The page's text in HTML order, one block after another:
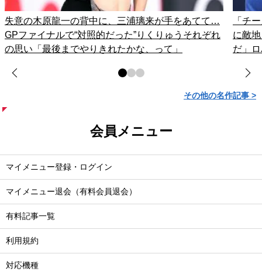
失意の木原龍一の背中に、三浦璃来が手をあてて…
GPファイナルで“対照的だった”りくりゅうそれぞれ
の思い「最後までやりきれたかな、って」
「チ
に敵
だ」
その他の名作記事 >
会員メニュー
マイメニュー登録・ログイン
マイメニュー退会（有料会員退会）
有料記事一覧
利用規約
対応機種